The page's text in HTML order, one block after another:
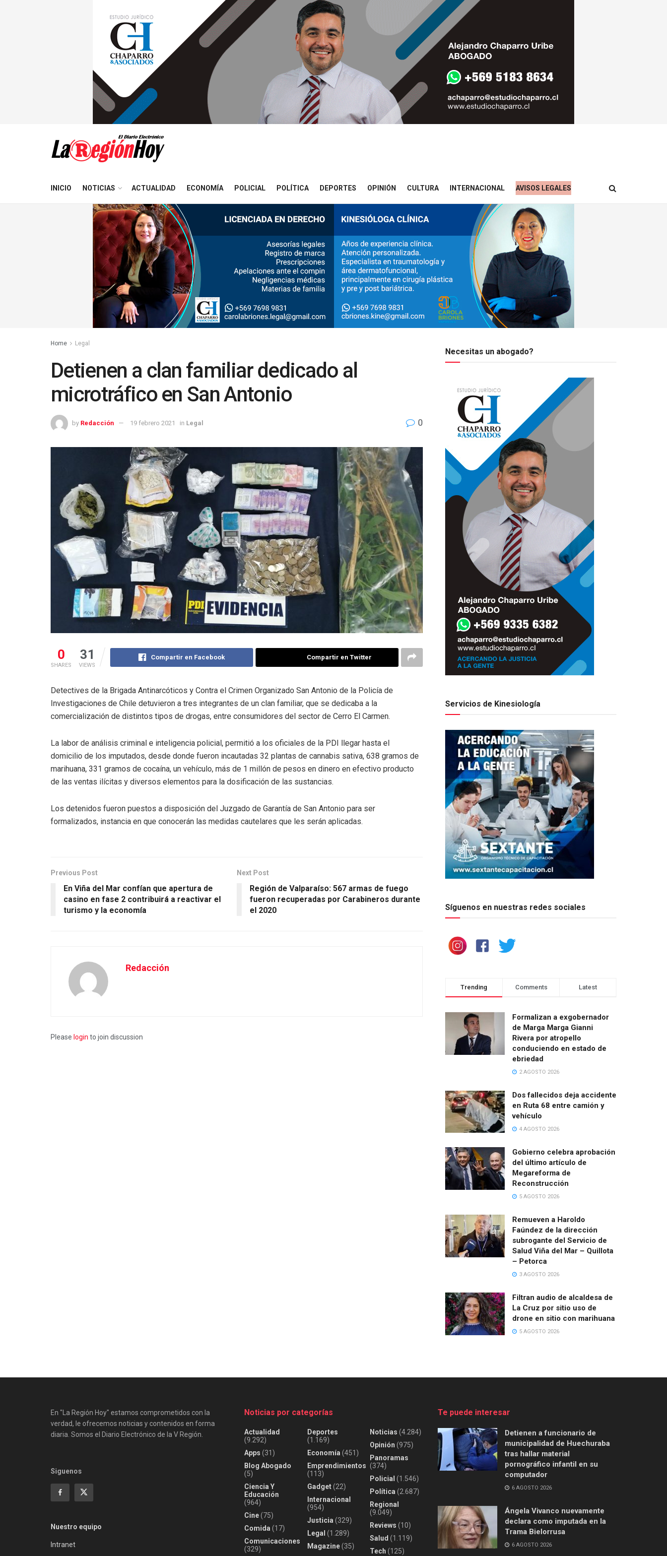
INICIO NOTICIAS ACTUALIDAD ECONOMÍA POLICIAL POLÍTICA DEPORTES OPINIÓN CULTURA INTERNACIONAL AVISOS LEGALES
Home Legal
Detienen a clan familiar dedicado al
microtráfico en San Antonio
by Redacción 19 febrero 2021 in Legal 0
0
SHARES
31
VIEWS
Compartir en Facebook Compartir en Twitter
Detectives de la Brigada Antinarcóticos y Contra el Crimen Organizado San Antonio de la Policía de
Investigaciones de Chile detuvieron a tres integrantes de un clan familiar, que se dedicaba a la
comercialización de distintos tipos de drogas, entre consumidores del sector de Cerro El Carmen.
La labor de análisis criminal e inteligencia policial, permitió a los oficiales de la PDI llegar hasta el
domicilio de los imputados, desde donde fueron incautadas 32 plantas de cannabis sativa, 638 gramos de
marihuana, 331 gramos de cocaína, un vehículo, más de 1 millón de pesos en dinero en efectivo producto
de las ventas ilícitas y diversos elementos para la dosificación de las sustancias.
Los detenidos fueron puestos a disposición del Juzgado de Garantía de San Antonio para ser
formalizados, instancia en que conocerán las medidas cautelares que les serán aplicadas.
Previous Post
En Viña del Mar confían que apertura de
casino en fase 2 contribuirá a reactivar el
turismo y la economía
Next Post
Región de Valparaíso: 567 armas de fuego
fueron recuperadas por Carabineros durante
el 2020
Redacción
Please login to join discussion
Necesitas un abogado?
Servicios de Kinesiología
Síguenos en nuestras redes sociales
Trending Comments Latest
Formalizan a exgobernador
de Marga Marga Gianni
Rivera por atropello
conduciendo en estado de
ebriedad
2 AGOSTO 2026
Dos fallecidos deja accidente
en Ruta 68 entre camión y
vehículo
4 AGOSTO 2026
Gobierno celebra aprobación
del último artículo de
Megareforma de
Reconstrucción
5 AGOSTO 2026
Remueven a Haroldo
Faúndez de la dirección
subrogante del Servicio de
Salud Viña del Mar – Quillota
– Petorca
3 AGOSTO 2026
Filtran audio de alcaldesa de
La Cruz por sitio uso de
drone en sitio con marihuana
5 AGOSTO 2026
En "La Región Hoy" estamos comprometidos con la
verdad, le ofrecemos noticias y contenidos en forma
diaria. Somos el Diario Electrónico de la V Región.
Siguenos
Nuestro equipo
Intranet
Noticias por categorías
Actualidad
(9.292)
Apps (31)
Blog Abogado
(5)
Ciencia Y
Educación
(964)
Cine(75)
Comida (17)
Comunicaciones
(329)
Deportes
(1.169)
Economía (451)
Emprendimientos
(113)
Gadget(22)
Internacional
(954)
Justicia (329)
Legal (1.289)
Magazine(35)
Noticias (4.284)
Opinión (975)
Panoramas
(374)
Policial (1.546)
Política (2.687)
Regional
(9.049)
Reviews (10)
Salud (1.119)
Tech (125)
Te puede interesar
Detienen a funcionario de
municipalidad de Huechuraba
tras hallar material
pornográfico infantil en su
computador
6 AGOSTO 2026
Ángela Vivanco nuevamente
declara como imputada en la
Trama Bielorrusa
6 AGOSTO 2026